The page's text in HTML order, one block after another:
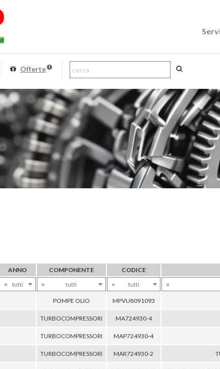
Offerte
ANNO COMPONENTE CODICE
× tutti × tutti × tutti ×
POMPE OLIO MPVU8091093
TURBOCOMPRESSORI MA724930-4
TURBOCOMPRESSORI MAP724930-4
TURBOCOMPRESSORI MAR724930-2